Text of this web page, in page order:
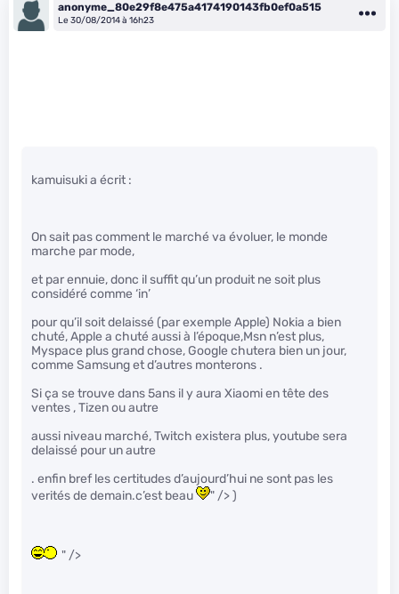
anonyme_80e29f8e475a4174190143fb0ef0a515
Le 30/08/2014 à 16h23
kamuisuki a écrit :
On sait pas comment le marché va évoluer, le monde
marche par mode,
et par ennuie, donc il suffit qu’un produit ne soit plus
considéré comme ‘in’
pour qu’il soit delaissé (par exemple Apple) Nokia a bien
chuté, Apple a chuté aussi à l’époque,Msn n’est plus,
Myspace plus grand chose, Google chutera bien un jour,
comme Samsung et d’autres monterons .
Si ça se trouve dans 5ans il y aura Xiaomi en tête des
ventes , Tizen ou autre
aussi niveau marché, Twitch existera plus, youtube sera
delaissé pour un autre
. enfin bref les certitudes d’aujourd’hui ne sont pas les
verités de demain.c’est beau
" /> )
" />